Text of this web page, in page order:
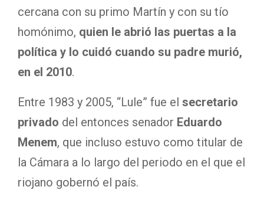
cercana con su primo Martín y con su tío
homónimo, quien le abrió las puertas a la
política y lo cuidó cuando su padre murió,
en el 2010.
Entre 1983 y 2005, “Lule” fue el secretario
privado del entonces senador Eduardo
Menem, que incluso estuvo como titular de
la Cámara a lo largo del periodo en el que el
riojano gobernó el país.